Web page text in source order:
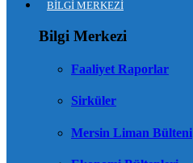
BİLGİ MERKEZİ
Bilgi Merkezi
Faaliyet Raporlar
Sirküler
Mersin Liman Bülteni